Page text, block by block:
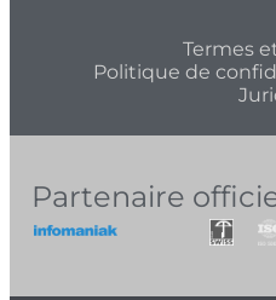
Termes
Politique de
Partenaire